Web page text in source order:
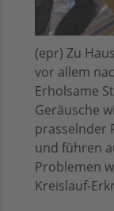
(epr) Zu
vor allem
Erholsame
Geräusche
prasselnder
und führen
Problemen
Kreislauf-